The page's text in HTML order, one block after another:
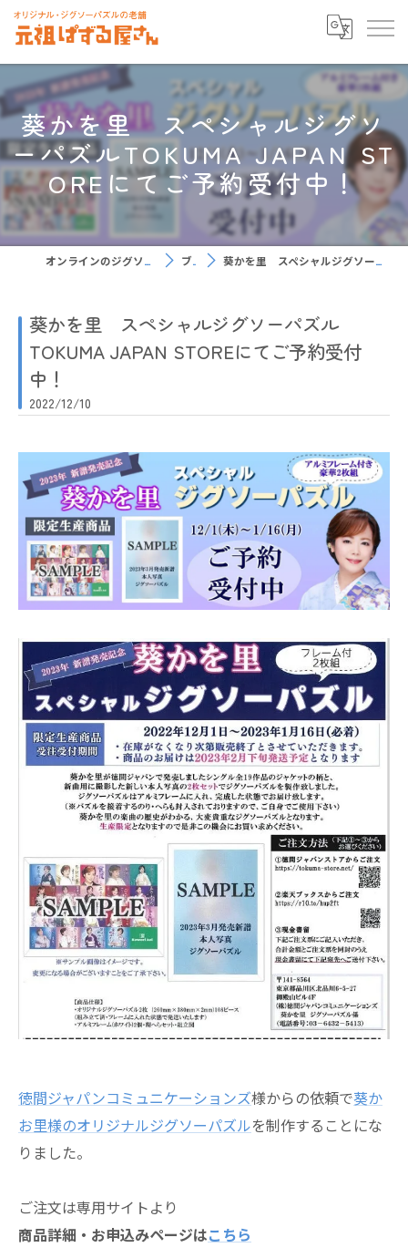
葵かを里 スペシャルジグソ
ーパズルTOKUMA JAPAN ST
OREにてご予約受付中！
オンラインのジグソーパズルなら元祖ぱずる屋さん ブログ 葵かを里 スペシャルジグソーパズルTOKUMA JAPAN STOREにてご予約受付中！
葵かを里 スペシャルジグソーパズル
TOKUMA JAPAN STOREにてご予約受付
中！
2022/12/10
徳間ジャパンコミュニケーションズ様からの依頼で葵か
お里様のオリジナルジグソーパズルを制作することにな
りました。
ご注文は専用サイトより
商品詳細・お申込みページはこちら